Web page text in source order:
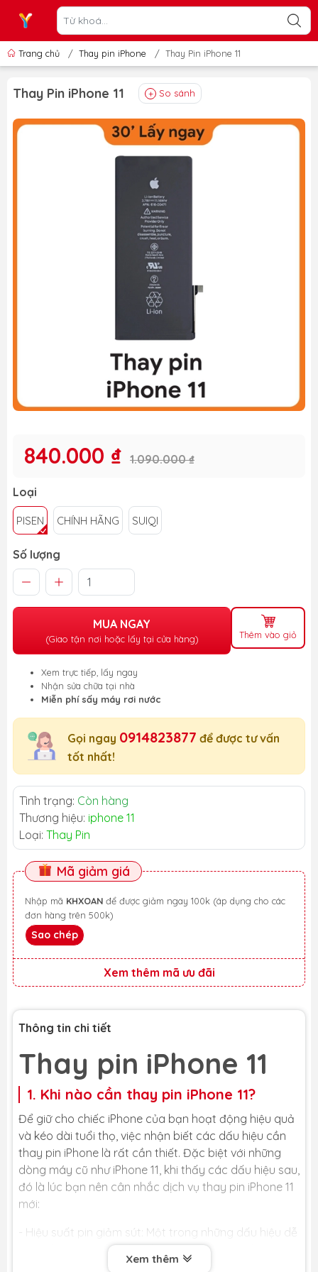
Trang chủ / Thay pin iPhone / Thay Pin iPhone 11
Thay Pin iPhone 11 So sánh
840.000 ₫ 1.090.000 ₫
Loại
PISEN CHÍNH HÃNG SUIQI
Số lượng
MUA NGAY
(Giao tận nơi hoặc lấy tại cửa hàng) Thêm vào giỏ
Xem trực tiếp, lấy ngay
Nhận sửa chữa tại nhà
Miễn phí sấy máy rơi nước
Gọi ngay 0914823877 để được tư vấn
tốt nhất!
Tình trạng: Còn hàng
Thương hiệu: iphone 11
Loại: Thay Pin
Mã giảm giá
Nhập mã KHXOAN
đơn hàng trên 500k)
Sao chép
Xem thêm mã ưu đãi
Thông tin chi tiết
Thay pin iPhone 11
1. Khi nào cần thay pin iPhone 11?
Để giữ cho chiếc iPhone của bạn hoạt động hiệu quả
và kéo dài tuổi thọ, việc nhận biết các dấu hiệu cần
thay pin iPhone là rất cần thiết. Đặc biệt với những
dòng máy cũ như iPhone 11, khi thấy các dấu hiệu sau,
đó là lúc bạn nên cân nhắc dịch vụ thay pin iPhone 11
mới:
- Hiệu suất pin giảm sút: Một trong những dấu hiệu dễ
nhận thấy nhất cho thấy bạn cần thay pin iPhone 11
là khi thời gian sử dụng pin giảm đi đáng kể. Pin tụt
Xem thêm